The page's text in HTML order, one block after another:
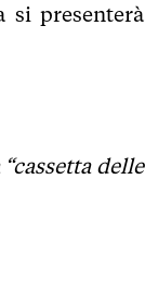
si presenterà
delle